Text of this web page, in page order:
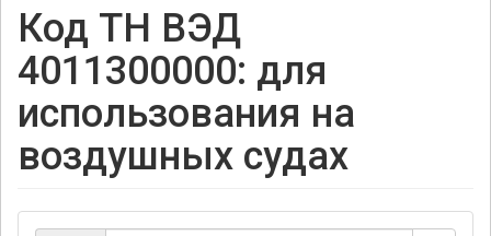
Код ТН ВЭД
4011300000: для
использования на
воздушных судах